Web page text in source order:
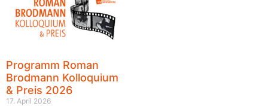
Programm Roman
Brodmann Kolloquium
& Preis 2026
17. April 2026